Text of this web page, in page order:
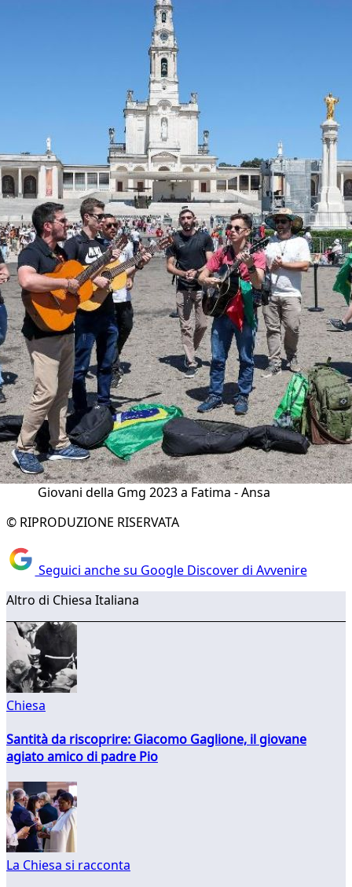
Giovani della Gmg 2023 a Fatima - Ansa
© RIPRODUZIONE RISERVATA
Seguici anche su Google Discover di Avvenire
Altro di Chiesa Italiana
Chiesa
Santità da riscoprire: Giacomo Gaglione, il giovane
agiato amico di padre Pio
La Chiesa si racconta